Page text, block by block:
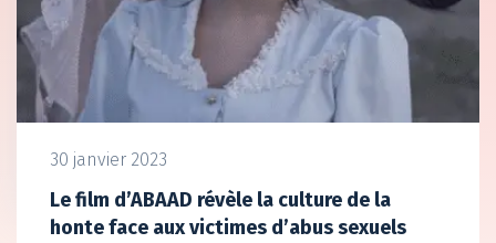
30 janvier 2023
Le film d’ABAAD révèle la culture de la
honte face aux victimes d’abus sexuels